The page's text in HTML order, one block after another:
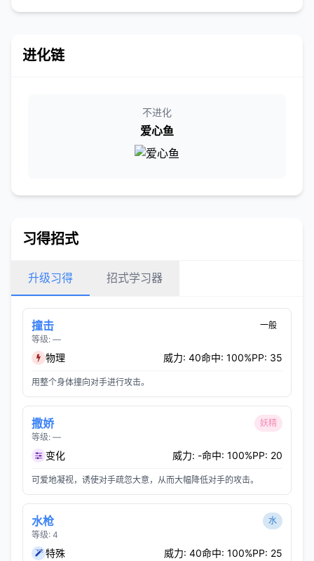
进化链
不进化
爱心鱼
习得招式
升级习得 招式学习器
撞击
等级: —
一般
物理 威力: 40命中: 100%PP: 35
用整个身体撞向对手进行攻击。
撒娇
等级: —
妖精
变化 威力: -命中: 100%PP: 20
可爱地凝视，诱使对手疏忽大意，从而大幅降低对手的攻击。
水枪
等级: 4
水
特殊 威力: 40命中: 100%PP: 25